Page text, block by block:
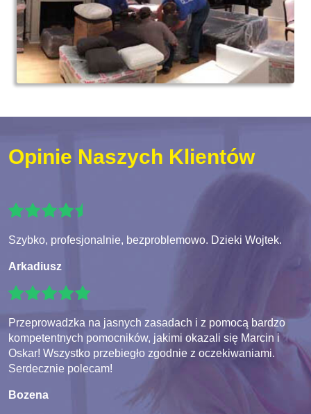
Opinie Naszych Klientów
Szybko, profesjonalnie, bezproblemowo. Dzieki Wojtek.
Arkadiusz
Przeprowadzka na jasnych zasadach i z pomocą bardzo
kompetentnych pomocników, jakimi okazali się Marcin i
Oskar! Wszystko przebiegło zgodnie z oczekiwaniami.
Serdecznie polecam!
Bozena